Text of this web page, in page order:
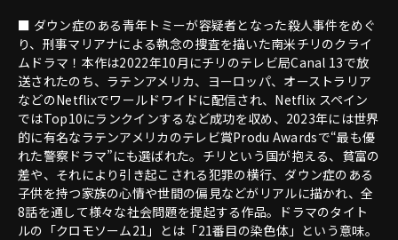
■ ダウン症のある青年トミーが容疑者となった殺人事件をめぐ
り、刑事マリアナによる執念の捜査を描いた南米チリのクライ
ムドラマ！本作は2022年10月にチリのテレビ局Canal 13で放
送されたのち、ラテンアメリカ、ヨーロッパ、オーストラリア
などのNetflixでワールドワイドに配信され、Netflix スペイン
ではTop10にランクインするなど成功を収め、2023年には世界
的に有名なラテンアメリカのテレビ賞Produ Awardsで“最も優
れた警察ドラマ”にも選ばれた。チリという国が抱える、貧富の
差や、それにより引き起こされる犯罪の横行、ダウン症のある
子供を持つ家族の心情や世間の偏見などがリアルに描かれ、全
8話を通して様々な社会問題を提起する作品。ドラマのタイト
ルの「クロモソーム21」とは「21番目の染色体」という意味。